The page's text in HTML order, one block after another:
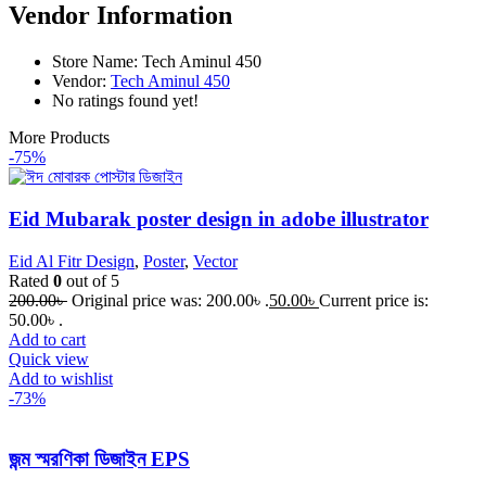
Vendor Information
Store Name: Tech Aminul 450
Vendor: Tech Aminul 450
No ratings found yet!
More Products
-75%
Eid Mubarak poster design in adobe illustrator
Eid Al Fitr Design, Poster, Vector
Rated 0 out of 5
200.00৳ Original price was: 200.00৳ .50.00৳ Current price is:
50.00৳ .
Add to cart
Quick view
Add to wishlist
-73%
জন্ম স্মরণিকা ডিজাইন EPS